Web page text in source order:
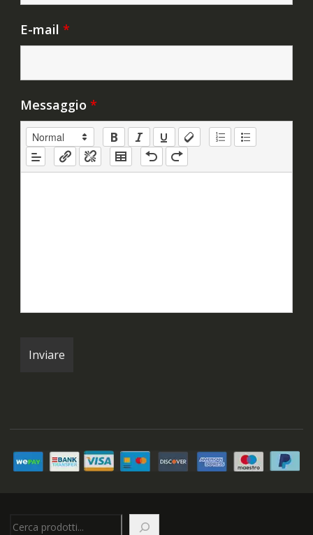
E-mail *
Messaggio *